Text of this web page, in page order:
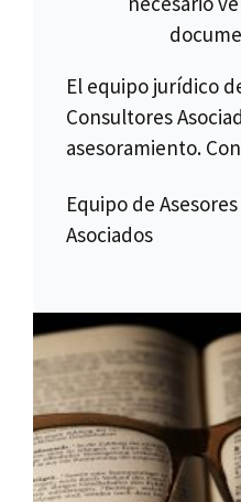
El equipo jurídico
Consultores
asesoramiento.
Equipo de
Asociados